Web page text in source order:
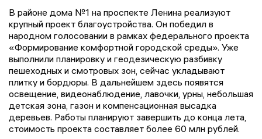
В районе дома №1 на проспекте Ленина реализуют
крупный проект благоустройства. Он победил в
народном голосовании в рамках федерального проекта
«Формирование комфортной городской среды». Уже
выполнили планировку и геодезическую разбивку
пешеходных и смотровых зон, сейчас укладывают
плитку и бордюры. В дальнейшем здесь появятся
освещение, видеонаблюдение, лавочки, урны, небольшая
детская зона, газон и компенсационная высадка
деревьев. Работы планируют завершить до конца лета,
стоимость проекта составляет более 60 млн рублей.